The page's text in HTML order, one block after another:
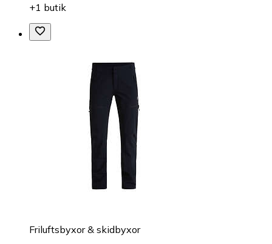
+1 butik
Friluftsbyxor & skidbyxor